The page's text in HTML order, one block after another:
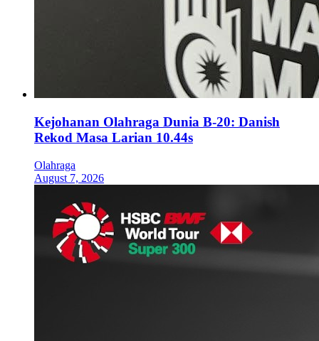
Kejohanan Olahraga Dunia B-20: Danish
Rekod Masa Larian 10.44s
Olahraga
August 7, 2026